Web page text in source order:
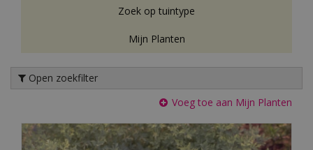
Zoek op tuintype
Mijn Planten
Open zoekfilter
Voeg toe aan Mijn Planten